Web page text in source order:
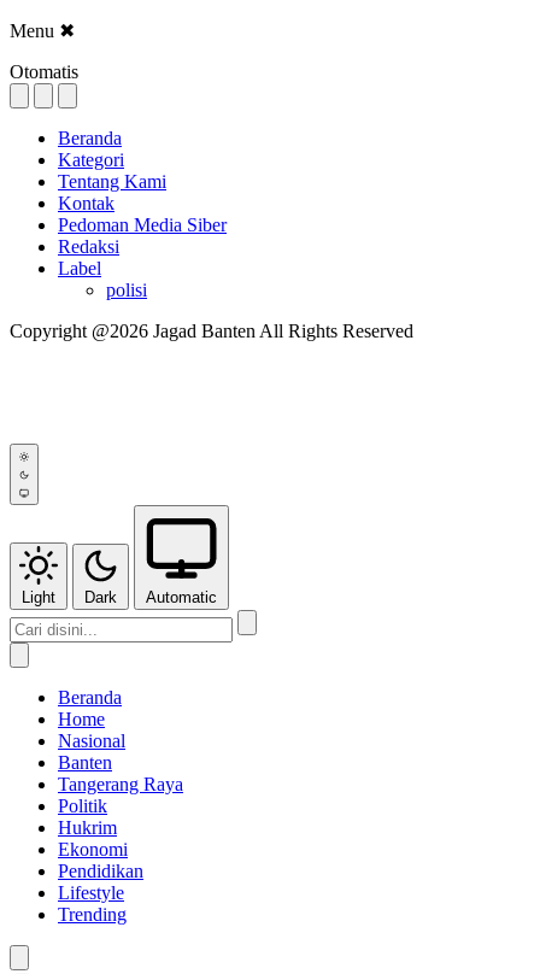
Menu ✖
Otomatis
Beranda
Kategori
Tentang Kami
Kontak
Pedoman Media Siber
Redaksi
Label
polisi
Copyright @2026 Jagad Banten All Rights Reserved
Light Dark Automatic
Beranda
Home
Nasional
Banten
Tangerang Raya
Politik
Hukrim
Ekonomi
Pendidikan
Lifestyle
Trending